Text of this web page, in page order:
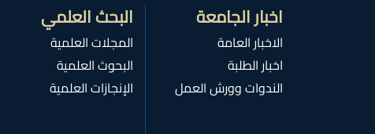
اخبار الجامعة
الاخبار العامة
اخبار الطلبة
الندوات وورش العمل
البحث العلمي
المجلات العلمية
البحوث العلمية
الإنجازات العلمية